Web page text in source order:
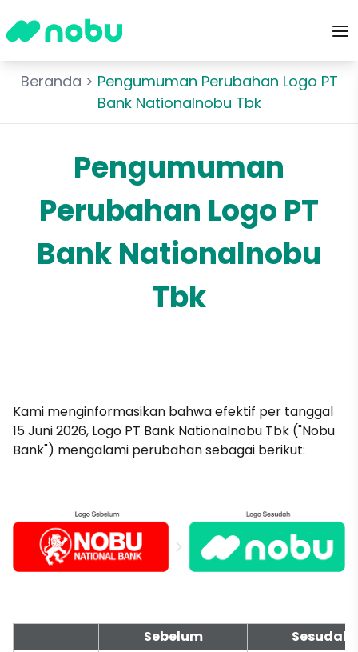
Beranda > Pengumuman Perubahan Logo PT
Bank Nationalnobu Tbk
Pengumuman
Perubahan Logo PT
Bank Nationalnobu
Tbk
Kami menginformasikan bahwa efektif per tanggal
15 Juni 2026, Logo PT Bank Nationalnobu Tbk ("Nobu
Bank") mengalami perubahan sebagai berikut:
Sebelum
Sesudah